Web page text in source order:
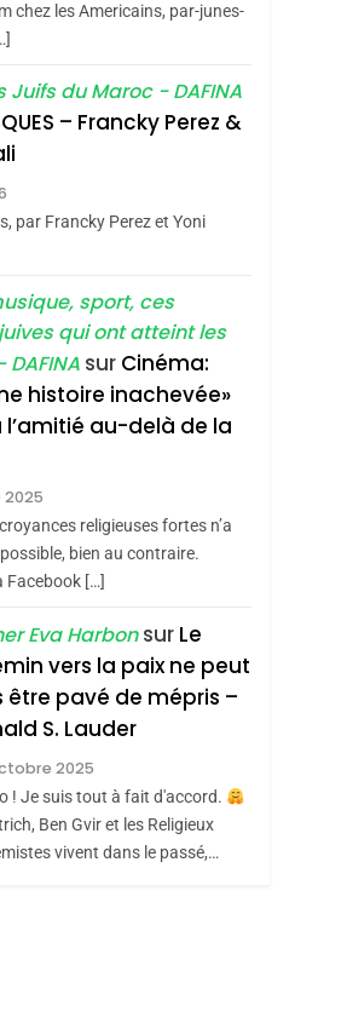
Dis Guerre»: La
Nouvelle Chanson De
Boy George
ISRAÉL JUDAISME
Accords D’Isaac:
L’alliance Pourrait
S’étendre À 13 Pays
D’Amérique Latine
ISRAÉL JUDAISME
Meurtrière Selon Le
Rapport D’ADL
Contre
L’antisémitisme
FRANCE ISRAÉL
FIÈRE, DIGNE ET
RÉSILIENTE :
POURQUOI JE
REVENDIQUE MA
JUDAÏTE Par Thérèse
Zrihen-Dvir
ISRAÉL JUDAISME
CE QUI NOUS
MANQUE – Jacques
Hadida
JUDAISME
Maroc : Les Amandes
chez les Americains, par-junes-
Juifs du Maroc - DAFINA
– Francky Perez &
par Francky Perez et Yoni
sport, ces
qui ont atteint les
sur Cinéma:
histoire inachevée»
l’amitié au-delà de la
religieuses fortes n’a
bien au contraire.
Facebook […]
Eva Harbonsur Le
vers la paix ne peut
être pavé de mépris –
S. Lauder
2025
! Je suis tout à fait d'accord.
Ben Gvir et les Religieux
vivent dans le passé,…